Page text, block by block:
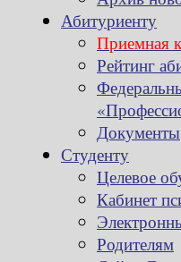
Абитуриенту
Приемная
Рейтинг
Документы
Студенту
Целевое
Кабинет
Родителям